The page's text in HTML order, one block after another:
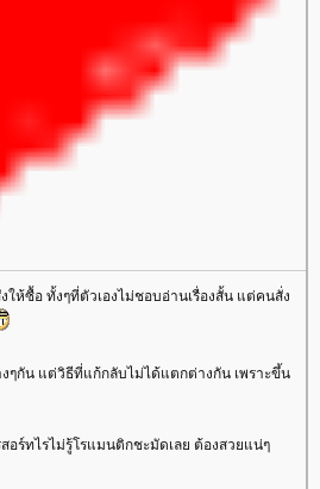
ให้ซื้อ ทั้งๆที่ตัวเองไม่ชอบอ่านเรื่องสั้น แต่คนสั่ง
ๆกัน แต่วิธีที่แก้กลับไม่ได้แตกต่างกัน เพราะขึ้น
อร์ทไรไม่รู้โรแมนติกชะมัดเลย ต้องสวยแน่ๆ